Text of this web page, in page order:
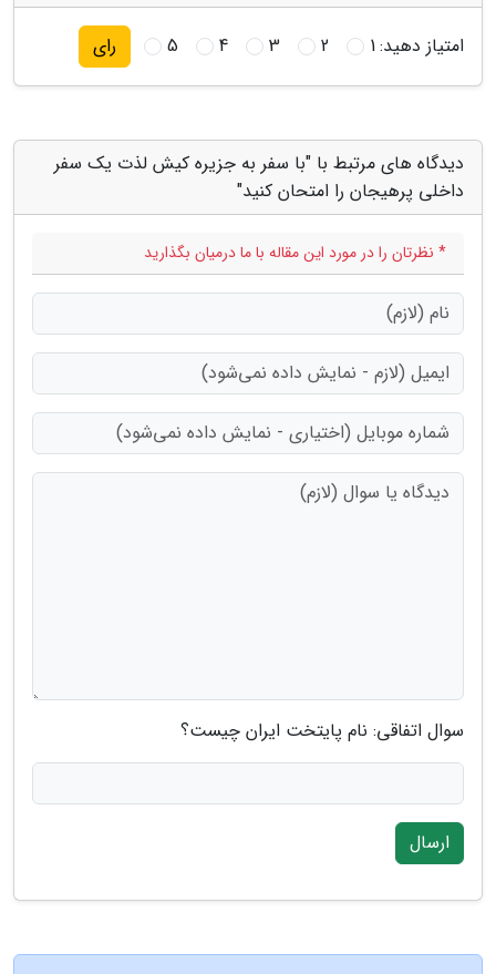
امتیاز دهید:1
2
3
4
5 رای
دیدگاه های مرتبط با "با سفر به جزیره کیش لذت یک سفر
داخلی پرهیجان را امتحان کنید"
* نظرتان را در مورد این مقاله با ما درمیان بگذارید
سوال اتفاقی: نام پایتخت ایران چیست؟
ارسال